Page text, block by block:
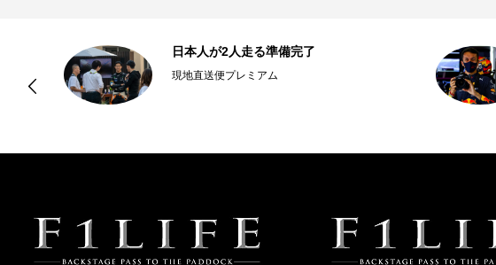
日本人が2人走る準備完了
現地直送便プレミアム